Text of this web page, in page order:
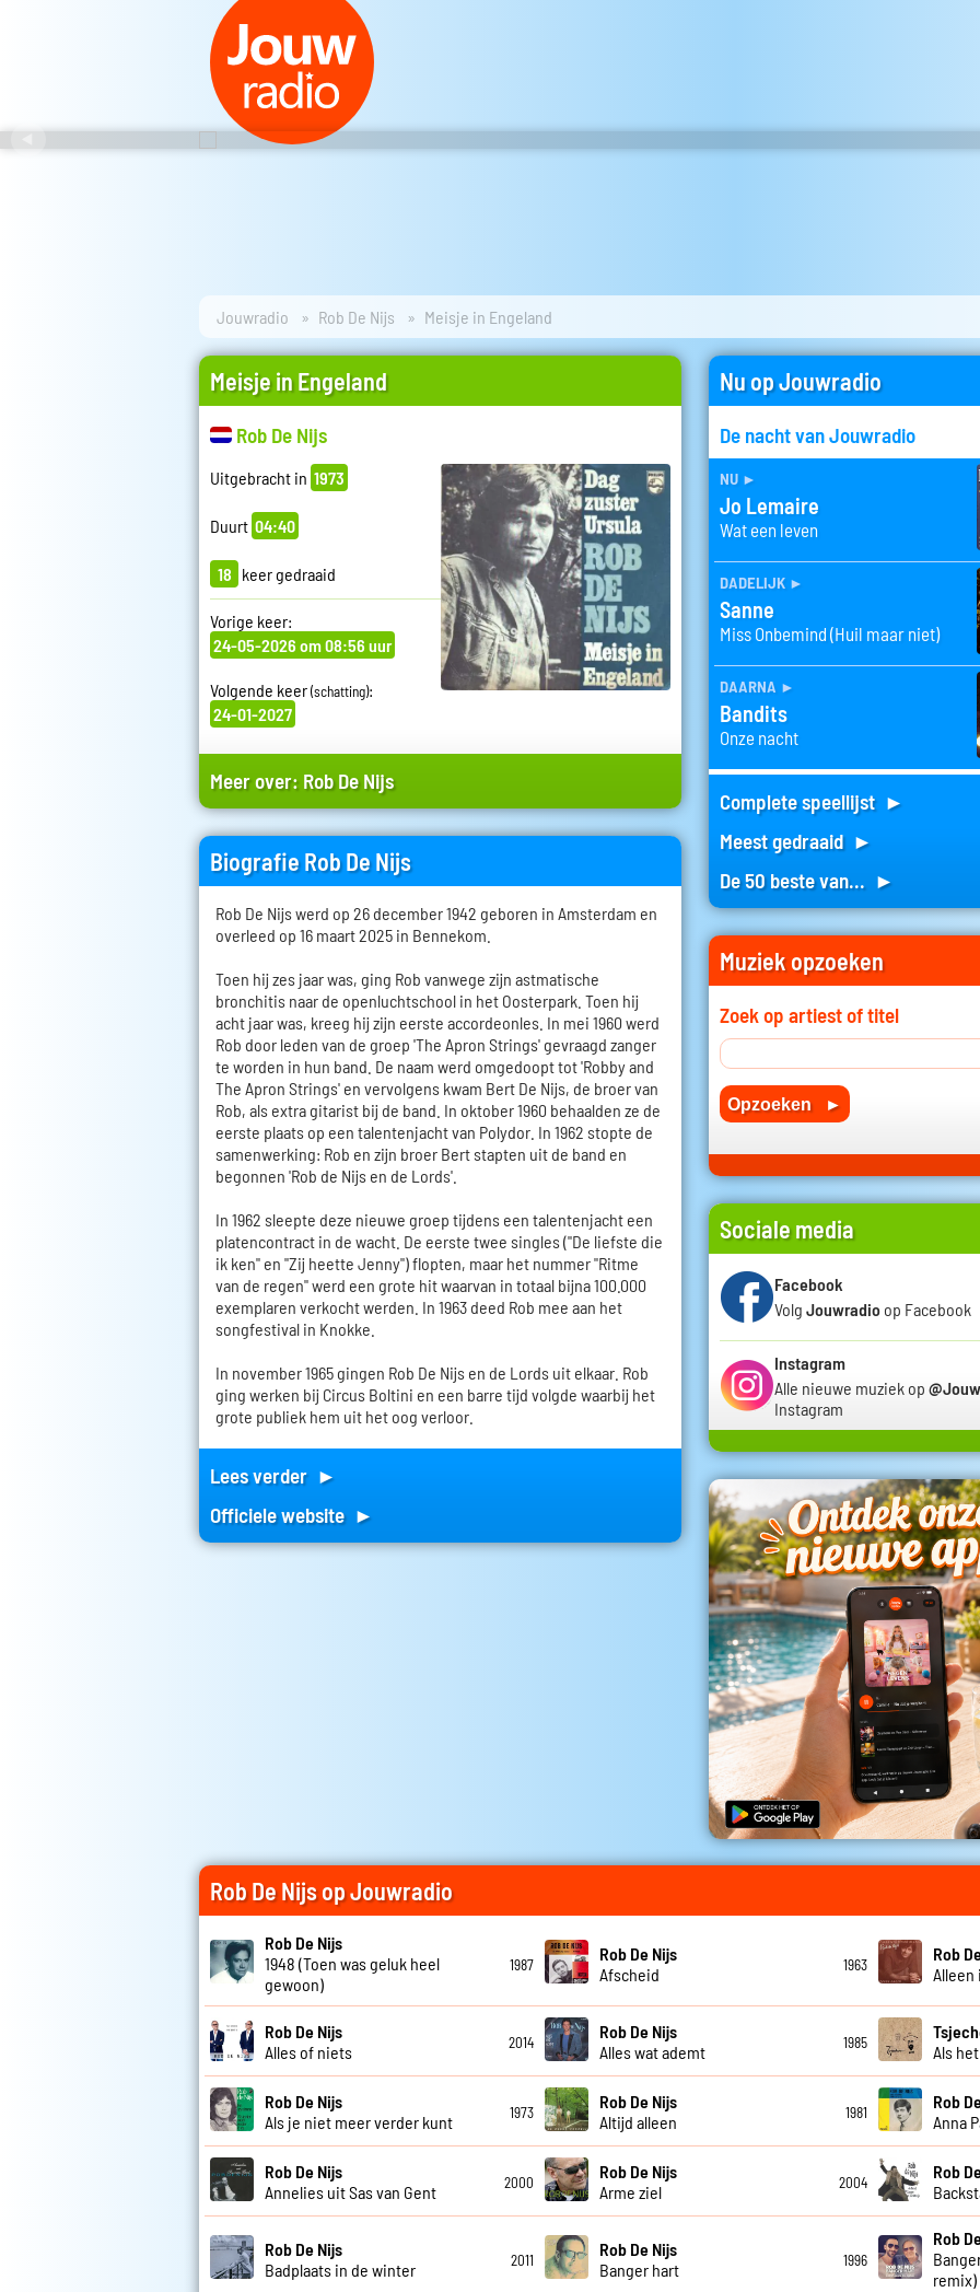
Jouwradio Rob De Nijs Meisje in Engeland
Meisje in Engeland
Rob De Nijs
Uitgebracht in 1973
Duurt 04:40
18 keer gedraaid
Vorige keer:
24-05-2026 om 08:56 uur
Volgende keer(schatting):
24-01-2027
Meer over: Rob De Nijs
Biografie Rob De Nijs
Rob De Nijs werd op 26 december 1942 geboren in Amsterdam en
overleed op 16 maart 2025 in Bennekom.
Toen hij zes jaar was, ging Rob vanwege zijn astmatische
bronchitis naar de openluchtschool in het Oosterpark. Toen hij
acht jaar was, kreeg hij zijn eerste accordeonles. In mei 1960 werd
Rob door leden van de groep 'The Apron Strings' gevraagd zanger
te worden in hun band. De naam werd omgedoopt tot 'Robby and
The Apron Strings' en vervolgens kwam Bert De Nijs, de broer van
Rob, als extra gitarist bij de band. In oktober 1960 behaalden ze de
eerste plaats op een talentenjacht van Polydor. In 1962 stopte de
samenwerking: Rob en zijn broer Bert stapten uit de band en
begonnen 'Rob de Nijs en de Lords'.
In 1962 sleepte deze nieuwe groep tijdens een talentenjacht een
platencontract in de wacht. De eerste twee singles ("De liefste die
ik ken" en "Zij heette Jenny") flopten, maar het nummer "Ritme
van de regen" werd een grote hit waarvan in totaal bijna 100.000
exemplaren verkocht werden. In 1963 deed Rob mee aan het
songfestival in Knokke.
In november 1965 gingen Rob De Nijs en de Lords uit elkaar. Rob
ging werken bij Circus Boltini en een barre tijd volgde waarbij het
grote publiek hem uit het oog verloor.
Lees verder ►
Officiele website ►
Nu op Jouwradio
De nacht van Jouwradio
nu ►
Jo Lemaire
Wat een leven
dadelijk ►
Sanne
Miss Onbemind (Huil maar niet)
daarna ►
Bandits
Onze nacht
Complete speellijst ►
Meest gedraaid ►
De 50 beste van... ►
Muziek opzoeken
Zoek op artiest of titel
Sociale media
Facebook
Volg Jouwradio op Facebook
Instagram
Alle nieuwe muziek op
Instagram
Rob De Nijs op Jouwradio
Rob De Nijs
1948 (Toen was geluk heel
gewoon)
1987
Rob De Nijs
Afscheid
1963
Rob
Alleen
Rob De Nijs
Alles of niets
2014
Rob De Nijs
Alles wat ademt
1985
Als
Rob De Nijs
Als je niet meer verder kunt
1973
Rob De Nijs
Altijd alleen
1981
Rob
Anna
Rob De Nijs
Annelies uit Sas van Gent
2000
Rob De Nijs
Arme ziel
2004
Rob
Rob De Nijs
Badplaats in de winter
2011
Rob De Nijs
Banger hart
1996
Rob
remix)